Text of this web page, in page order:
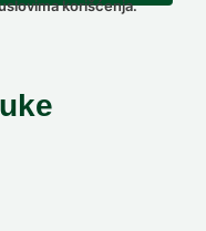
korišćenja.